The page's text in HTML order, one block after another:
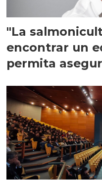
"La
encontrar un
permita